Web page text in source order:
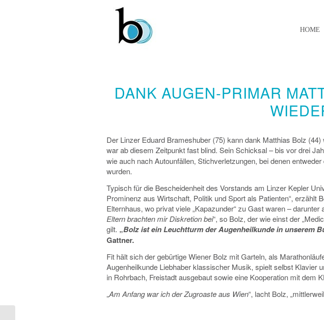
HOME
DANK AUGEN-PRIMAR
Der Linzer Eduard Brameshuber (75) kann dank Matthias Bolz
war ab diesem Zeitpunkt fast blind. Sein Schicksal – bis vor drei
wie auch nach Autounfällen, Stichverletzungen, bei denen
wurden.
Typisch für die Bescheidenheit des Vorstands am Linzer Kepler
Prominenz aus Wirtschaft, Politik und Sport als Patienten“, erzählt
Elternhaus, wo privat viele „Kapazunder“ zu Gast waren –
Eltern brachten mir Diskretion bei“, so Bolz, der wie einst der
gilt. „Bolz ist ein Leuchtturm der Augenheilkunde in unserem
Gattner.
Fit hält sich der gebürtige Wiener Bolz mit Garteln, als
Augenheilkunde Liebhaber klassischer Musik, spielt selbst Klavier
in Rohrbach, Freistadt ausgebaut sowie eine Kooperation mit dem
„Am Anfang war ich der Zugroaste aus Wien“, lacht Bolz,